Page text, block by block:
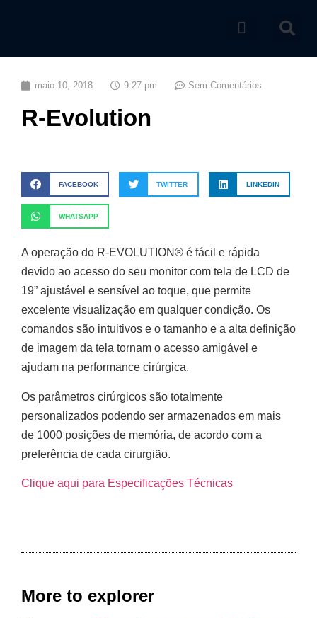
maio 10, 2018 9:27 pm Sem Comentários
R-Evolution
FACEBOOK TWITTER LINKEDIN
WHATSAPP
A operação do R-EVOLUTION® é fácil e rápida
devido ao acesso do seu monitor com tela de LCD de
19” ajustável e sensível ao toque, que permite
excelente visualização em qualquer condição. Os
comandos são intuitivos e o tamanho e a alta definição
de imagem da tela tornam o acesso amigável e
ajudam na performance cirúrgica.
Os parâmetros cirúrgicos são totalmente
personalizados podendo ser armazenados em mais
de 1000 posições de memória, de acordo com a
preferência de cada cirurgião.
Clique aqui para Especificações Técnicas
More to explorer